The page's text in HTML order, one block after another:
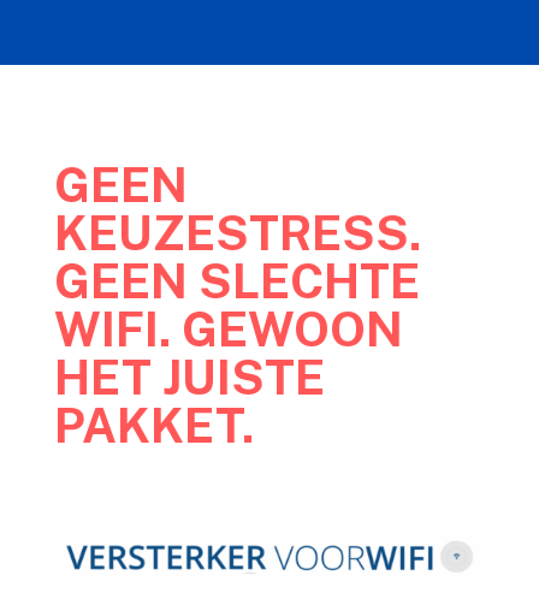
GEEN
KEUZESTRESS.
GEEN SLECHTE
WIFI. GEWOON
HET JUISTE
PAKKET.